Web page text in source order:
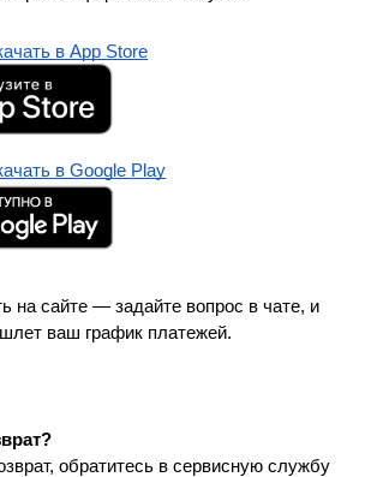
в App Store
в Google Play
на сайте — задайте вопрос в чате, и
ваш график платежей.
обратитесь в сервисную службу